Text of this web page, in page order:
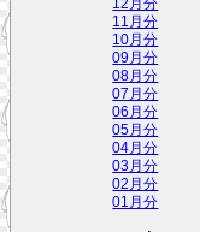
12月分
11月分
10月分
09月分
08月分
07月分
06月分
05月分
04月分
03月分
02月分
01月分